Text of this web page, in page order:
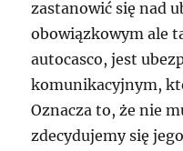
zastanowić się nad
obowiązkowym ale
autocasco, jest
komunikacyjnym,
Oznacza to, że nie
zdecydujemy się